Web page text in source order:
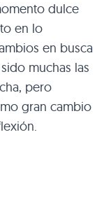
dulce
en lo
en busca
muchas las
pero
gran cambio